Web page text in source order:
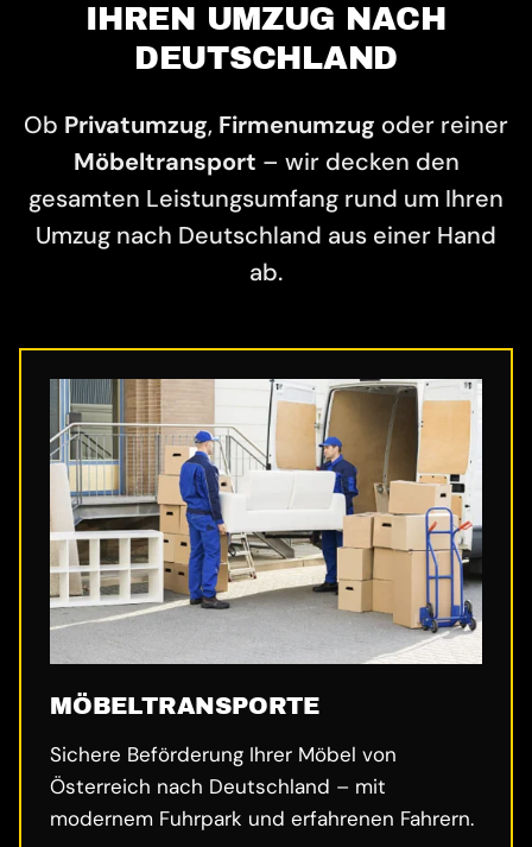
IHREN UMZUG NACH
DEUTSCHLAND
Ob Privatumzug, Firmenumzug oder reiner
Möbeltransport – wir decken den
gesamten Leistungsumfang rund um Ihren
Umzug nach Deutschland aus einer Hand
ab.
MÖBELTRANSPORTE
Sichere Beförderung Ihrer Möbel von
Österreich nach Deutschland – mit
modernem Fuhrpark und erfahrenen Fahrern.